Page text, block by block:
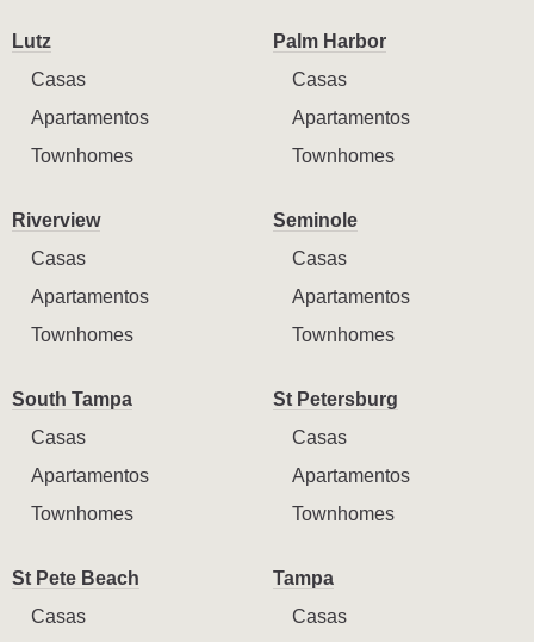
Lutz
Casas
Apartamentos
Townhomes
Palm Harbor
Casas
Apartamentos
Townhomes
Riverview
Casas
Apartamentos
Townhomes
Seminole
Casas
Apartamentos
Townhomes
South Tampa
Casas
Apartamentos
Townhomes
St Petersburg
Casas
Apartamentos
Townhomes
St Pete Beach
Casas
Tampa
Casas